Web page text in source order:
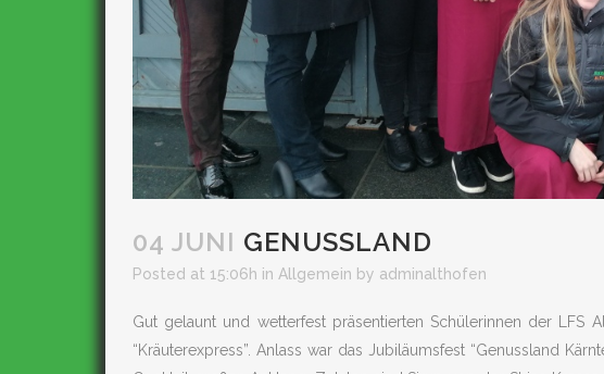
04 JUNI GENUSSLAND
Posted at 15:06h in Allgemein by adminalthofen
Gut gelaunt und wetterfest präsentierten Schülerinnen der LFS
“Kräuterexpress”. Anlass war das Jubiläumsfest “Genussland